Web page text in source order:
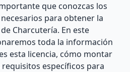
que conozcas los
para obtener la
Charcutería. En este
toda la información
esta licencia, cómo montar
específicos para